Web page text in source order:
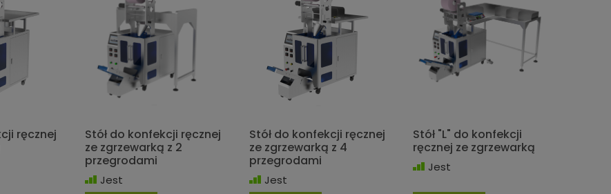
ręcznej
Stół do konfekcji ręcznej
ze zgrzewarką z 2
przegrodami
Jest
Stół do konfekcji ręcznej
ze zgrzewarką z 4
przegrodami
Jest
Stół "L" do konfekcji
ręcznej ze zgrzewarką
Jest